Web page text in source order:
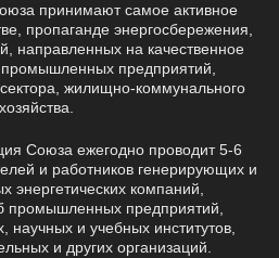
принимают самое активное
пропаганде энергосбережения,
направленных на качественное
промышленных предприятий,
жилищно-коммунального
хозяйства.
Союза ежегодно проводит 5-6
и работников генерирующих и
энергетических компаний,
промышленных предприятий,
научных и учебных институтов,
и других организаций.